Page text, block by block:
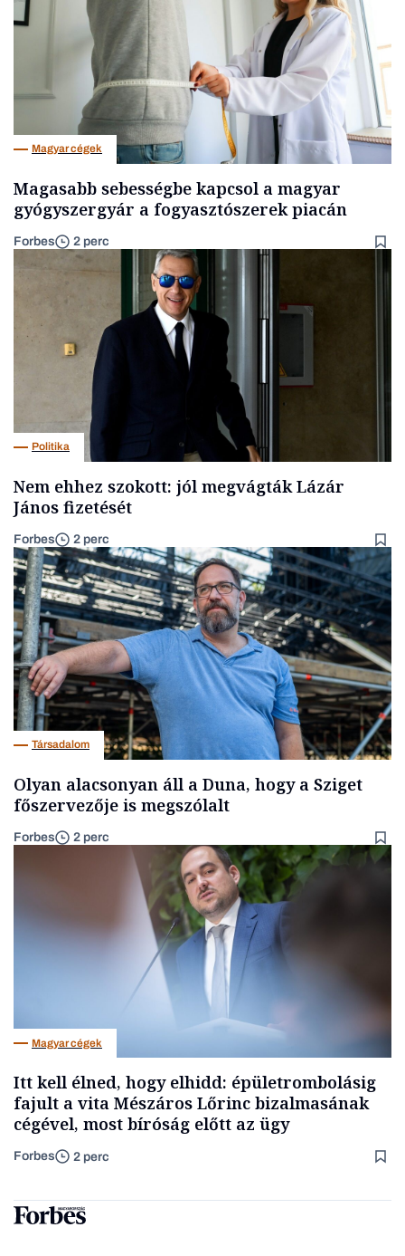
Magyar cégek
Magasabb sebességbe kapcsol a magyar
gyógyszergyár a fogyasztószerek piacán
Forbes 2 perc
Politika
Nem ehhez szokott: jól megvágták Lázár
János fizetését
Forbes 2 perc
Társadalom
Olyan alacsonyan áll a Duna, hogy a Sziget
főszervezője is megszólalt
Forbes 2 perc
Magyar cégek
Itt kell élned, hogy elhidd: épületrombolásig
fajult a vita Mészáros Lőrinc bizalmasának
cégével, most bíróság előtt az ügy
Forbes 2 perc